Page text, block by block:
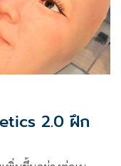
2.0 ฝึก